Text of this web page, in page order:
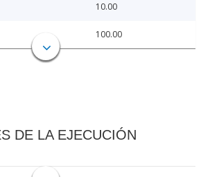
10.00
100.00
DE LA EJECUCIÓN